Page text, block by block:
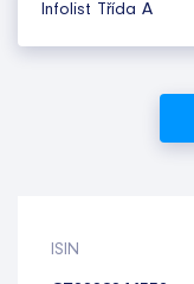
Infolist Třída A
ISIN